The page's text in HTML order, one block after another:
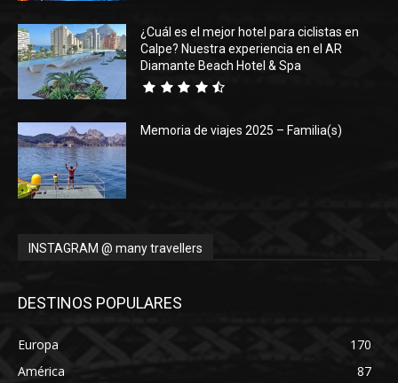
¿Cuál es el mejor hotel para ciclistas en
Calpe? Nuestra experiencia en el AR
Diamante Beach Hotel & Spa
Memoria de viajes 2025 – Familia(s)
INSTAGRAM @ many travellers
DESTINOS POPULARES
Europa
170
América
87